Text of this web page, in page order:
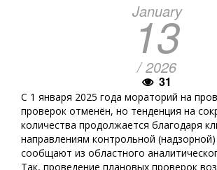
January
13
/ 2026
31
С 1 января 2025 года мораторий на
проверок отменён, но тенденция на
количества продолжается благодаря
направлениям контрольной
сообщают из областного
Так, проведение плановых проверок